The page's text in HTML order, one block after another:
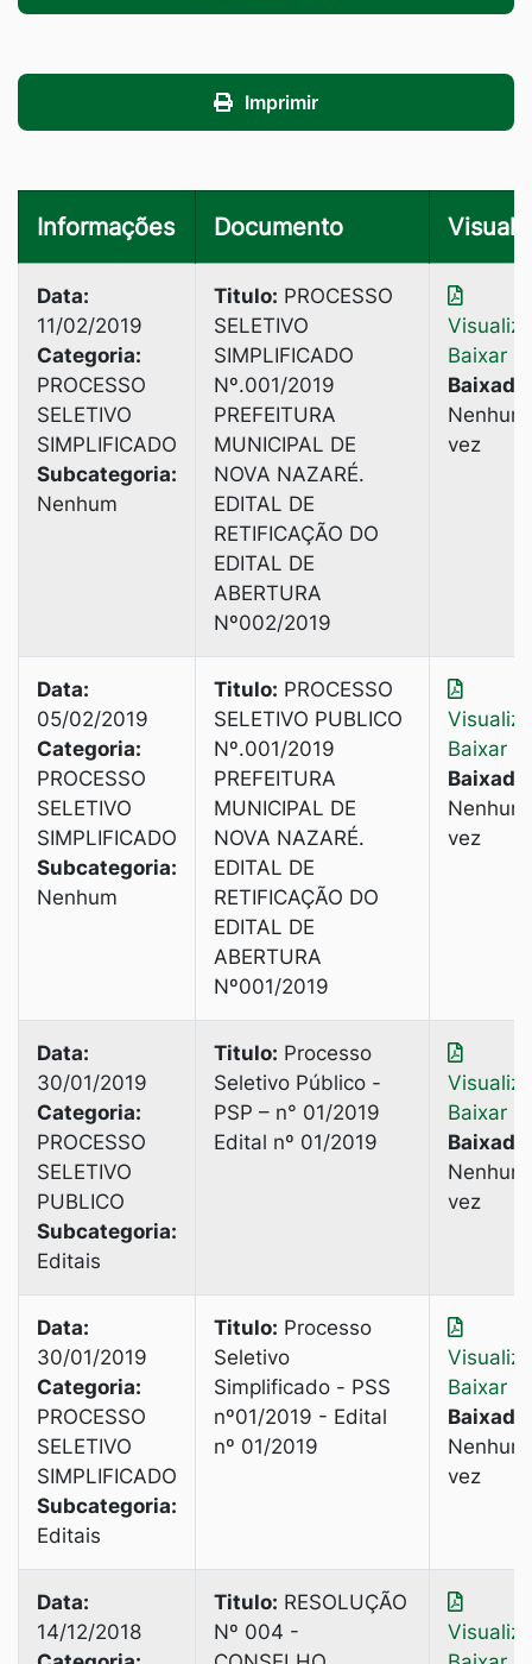
Imprimir
Informações Documento
Data:
11/02/2019
Categoria:
PROCESSO
SELETIVO
SIMPLIFICADO
Subcategoria:
Nenhum
Titulo: PROCESSO
SELETIVO
SIMPLIFICADO
Nº.001/2019
PREFEITURA
MUNICIPAL DE
NOVA NAZARÉ.
EDITAL DE
RETIFICAÇÃO DO
EDITAL DE
ABERTURA
Nº002/2019
Baixar
Baixado:
vez
Data:
05/02/2019
Categoria:
PROCESSO
SELETIVO
SIMPLIFICADO
Subcategoria:
Nenhum
Titulo: PROCESSO
SELETIVO PUBLICO
Nº.001/2019
PREFEITURA
MUNICIPAL DE
NOVA NAZARÉ.
EDITAL DE
RETIFICAÇÃO DO
EDITAL DE
ABERTURA
Nº001/2019
Baixar
Baixado:
vez
Data:
30/01/2019
Categoria:
PROCESSO
SELETIVO
PUBLICO
Subcategoria:
Editais
Titulo: Processo
Seletivo Público -
PSP – n° 01/2019
Edital nº 01/2019
Baixar
Baixado:
vez
Data:
30/01/2019
Categoria:
PROCESSO
SELETIVO
SIMPLIFICADO
Subcategoria:
Editais
Titulo: Processo
Seletivo
Simplificado - PSS
nº01/2019 - Edital
nº 01/2019
Baixar
Baixado:
vez
Data:
14/12/2018
Titulo: RESOLUÇÃO
Nº 004 -